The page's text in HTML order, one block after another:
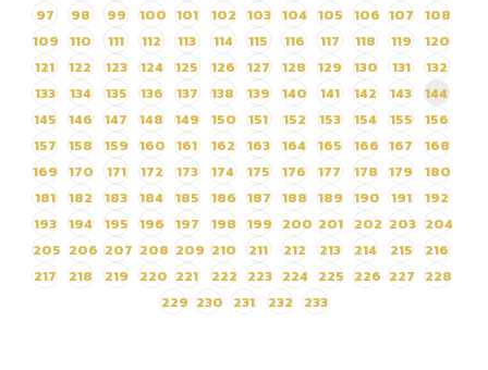
97
98 99 100 101 102 103 104 105 106 107 108
109 110 111 112 113 114 115 116 117 118 119
120
121
122 123 124 125 126 127 128 129 130 131
132
133
134 135 136 137 138 139 140 141 142 143
144
145
146 147 148 149 150 151 152 153 154 155
156
157
158 159 160 161 162 163 164 165 166 167
168
169 170 171 172 173 174 175 176 177 178 179
180
181
182 183 184 185 186 187 188 189 190 191
192
193 194 195 196 197 198 199 200 201 202 203 204
205 206 207 208 209 210 211 212 213 214 215
216
217
218 219 220 221 222 223 224 225 226 227 228
229 230 231 232 233